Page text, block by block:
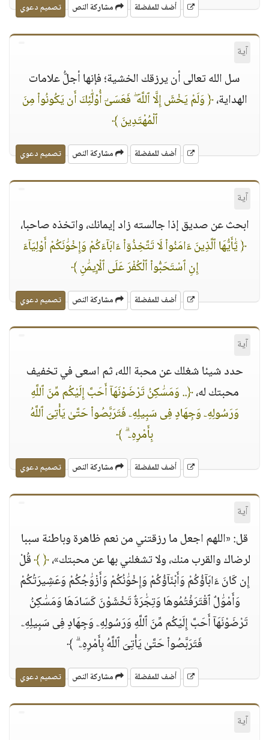
أضف للمفضلة مشاركة النص تصميم دعوي
آية
سل الله تعالى أن يرزقك الخشية؛ فإنها أجلُّ علامات
الهداية،﴿ وَلَمْ يَخْشَ إِلَّا ٱللَّهَ ۖ فَعَسَىٰٓ أُو۟لَٰٓئِكَ أَن يَكُونُوا۟ مِنَ
ٱلْمُهْتَدِينَ ﴾
أضف للمفضلة مشاركة النص تصميم دعوي
آية
ابحث عن صديق إذا جالسته زاد إيمانك، واتخذه صاحبا،
﴿ يَٰٓأَيُّهَا ٱلَّذِينَ ءَامَنُوا۟ لَا تَتَّخِذُوٓا۟ ءَابَآءَكُمْ وَإِخْوَٰنَكُمْ أَوْلِيَآءَ
إِنِ ٱسْتَحَبُّوا۟ ٱلْكُفْرَ عَلَى ٱلْإِيمَٰنِ ﴾
أضف للمفضلة مشاركة النص تصميم دعوي
آية
حدد شيئا شغلك عن محبة الله، ثم اسعى في تخفيف
محبتك له،﴿.. وَمَسَٰكِنُ تَرْضَوْنَهَآ أَحَبَّ إِلَيْكُم مِّنَ ٱللَّهِ
وَرَسُولِهِۦ وَجِهَادٍ فِى سَبِيلِهِۦ فَتَرَبَّصُوا۟ حَتَّىٰ يَأْتِىَ ٱللَّهُ
بِأَمْرِهِۦ ۗ ﴾
أضف للمفضلة مشاركة النص تصميم دعوي
آية
قل: «اللهم اجعل ما رزقتني من نعم ظاهرة وباطنة سببا
لرضاك والقرب منك، ولا تشغلني بها عن محبتك»،﴿ ﴾قُلْ
إِن كَانَ ءَابَآؤُكُمْ وَأَبْنَآؤُكُمْ وَإِخْوَٰنُكُمْ وَأَزْوَٰجُكُمْ وَعَشِيرَتُكُمْ
وَأَمْوَٰلٌ ٱقْتَرَفْتُمُوهَا وَتِجَٰرَةٌ تَخْشَوْنَ كَسَادَهَا وَمَسَٰكِنُ
تَرْضَوْنَهَآ أَحَبَّ إِلَيْكُم مِّنَ ٱللَّهِ وَرَسُولِهِۦ وَجِهَادٍ فِى سَبِيلِهِۦ
فَتَرَبَّصُوا۟ حَتَّىٰ يَأْتِىَ ٱللَّهُ بِأَمْرِهِۦ ۗ ﴾
أضف للمفضلة مشاركة النص تصميم دعوي
آية